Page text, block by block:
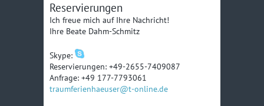
Reservierungen
Ich freue mich auf Ihre Nachricht!
Ihre Beate Dahm-Schmitz
Skype:
Reservierungen: +49-2655-7409087
Anfrage: +49 177-7793061
traumferienhaeuser@t-online.de